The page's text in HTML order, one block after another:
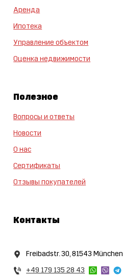
Аренда
Ипотека
Управление объектом
Оценка недвижимости
Полезное
Вопросы и ответы
Новости
О нас
Сертификаты
Отзывы покупателей
Контакты
Freibadstr. 30, 81543 München
+49 179 135 28 43